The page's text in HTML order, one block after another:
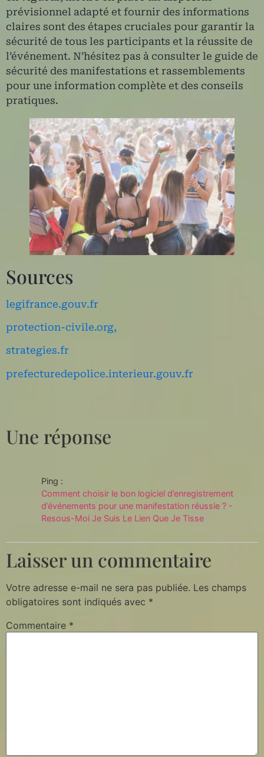
prévisionnel adapté et fournir des informations
claires sont des étapes cruciales pour garantir la
sécurité de tous les participants et la réussite de
l’événement. N’hésitez pas à consulter le guide de
sécurité des manifestations et rassemblements
pour une information complète et des conseils
pratiques.
Sources
legifrance.gouv.fr
protection-civile.org,
​strategies.fr
prefecturedepolice.interieur.gouv.fr
Une réponse
Ping :
Comment choisir le bon logiciel d’enregistrement
d’événements pour une manifestation réussie ? -
Resous-Moi Je Suis Le Lien Que Je Tisse
Laisser un commentaire
Votre adresse e-mail ne sera pas publiée. Les champs
obligatoires sont indiqués avec *
Commentaire *